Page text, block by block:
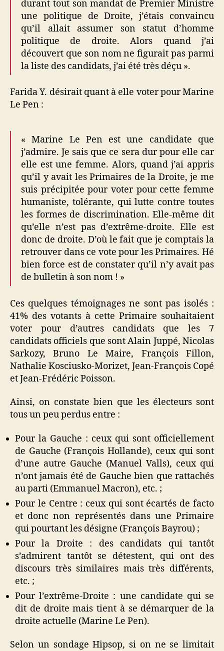
durant tout son mandat de Premier Ministre
une politique de Droite, j’étais convaincu
qu’il allait assumer son statut d’homme
politique de droite. Alors quand j’ai
découvert que son nom ne figurait pas parmi
la liste des candidats, j’ai été très déçu ».
Farida Y. désirait quant à elle voter pour Marine
Le Pen :
« Marine Le Pen est une candidate que
j’admire. Je sais que ce sera dur pour elle car
elle est une femme. Alors, quand j’ai appris
qu’il y avait les Primaires de la Droite, je me
suis précipitée pour voter pour cette femme
humaniste, tolérante, qui lutte contre toutes
les formes de discrimination. Elle-même dit
qu’elle n’est pas d’extrême-droite. Elle est
donc de droite. D’où le fait que je comptais la
retrouver dans ce vote pour les Primaires. Hé
bien force est de constater qu’il n’y avait pas
de bulletin à son nom ! »
Ces quelques témoignages ne sont pas isolés :
41% des votants à cette Primaire souhaitaient
voter pour d’autres candidats que les 7
candidats officiels que sont Alain Juppé, Nicolas
Sarkozy, Bruno Le Maire, François Fillon,
Nathalie Kosciusko-Morizet, Jean-François Copé
et Jean-Frédéric Poisson.
Ainsi, on constate bien que les électeurs sont
tous un peu perdus entre :
Pour la Gauche : ceux qui sont officiellement
de Gauche (François Hollande), ceux qui sont
d’une autre Gauche (Manuel Valls), ceux qui
n’ont jamais été de Gauche bien que rattachés
au parti (Emmanuel Macron), etc. ;
Pour le Centre : ceux qui sont écartés de facto
et donc non représentés dans une Primaire
qui pourtant les désigne (François Bayrou) ;
Pour la Droite : des candidats qui tantôt
s’admirent tantôt se détestent, qui ont des
discours très similaires mais très différents,
etc. ;
Pour l’extrême-Droite : une candidate qui se
dit de droite mais tient à se démarquer de la
droite actuelle (Marine Le Pen).
Selon un sondage Hipsop, si on ne se limitait